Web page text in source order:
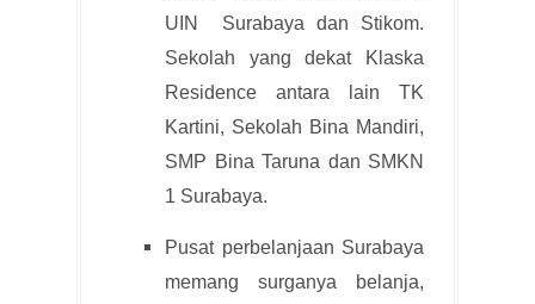
UIN Surabaya dan Stikom.
Sekolah yang dekat Klaska
Residence antara lain TK
Kartini, Sekolah Bina Mandiri,
SMP Bina Taruna dan SMKN
1 Surabaya.
Pusat perbelanjaan Surabaya
memang surganya belanja,